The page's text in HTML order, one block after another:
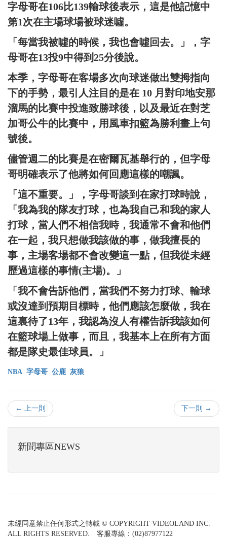
字母哥在106比139輸球後表示，這是他記憶中
第1次在主場球場被球迷噓。
「每當我被噓的時候，我也會噓回去。」，字
母哥在13投9中得到25分後說。
本季，字母哥在客場多次向球迷做出雙拇指向
下的手勢，最引人注目的是在 10 月對印地安那
溜馬的比賽中投進致勝球後，以及最近在對芝
加哥公牛的比賽中，用風車扣籃為勝利畫上句
號後。
儘管週二的比賽是在密爾瓦基舉行的，但字母
哥明確表示了他將如何回應這樣的嘲諷。
「這不重要。」，字母哥談到在家打球時說，
「我為我的隊友打球，也為我自己和我的家人
打球，當人們不相信我時，我通常不會和他們
在一起，我只想做我該做的事，做我擅長的
事，主場客場都不會改變這一點，但我從未經
歷過這樣的事情(主場)。」
「我不會告訴他們，當我們不努力打球、輸球
或沒達到預期目標時，他們應該怎麼做，我在
這裏待了13年，我認為沒人有權告訴我該如何
在籃球場上做事，而且，我基本上在所有方面
都是隊史最佳球員。」
NBA 字母哥 公鹿 灰狼
← 上一則 下一則 →
新聞專區NEWS
未經同意禁止任何形式之轉載 © COPYRIGHT VIDEOLAND INC.
ALL RIGHTS RESERVED. 客服專線：(02)87977122